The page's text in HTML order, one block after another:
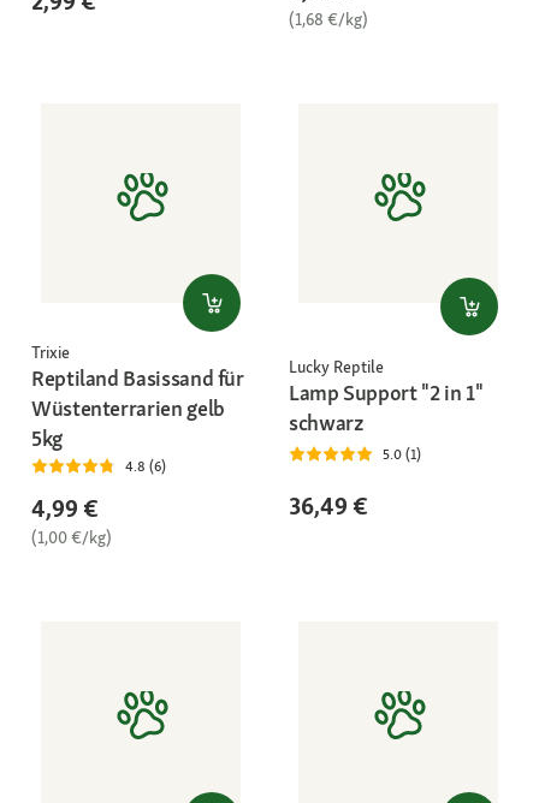
(1,68 €/kg)
Trixie
Reptiland Basissand für
Wüstenterrarien gelb
5kg
4.8 (6)
4,99 €
(1,00 €/kg)
Lucky Reptile
Lamp Support "2 in 1"
schwarz
5.0 (1)
36,49 €